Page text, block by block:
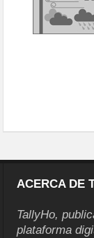
ACERCA DE
TallyHo,
plataforma